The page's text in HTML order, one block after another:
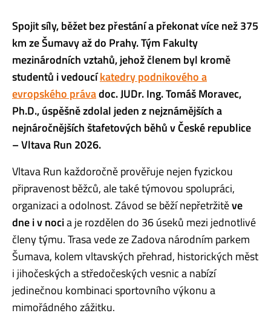
Spojit síly, běžet bez přestání a překonat více než 375
km ze Šumavy až do Prahy. Tým Fakulty
mezinárodních vztahů, jehož členem byl kromě
studentů i vedoucíkatedry podnikového a
evropského právadoc. JUDr. Ing. Tomáš Moravec,
Ph.D., úspěšně zdolal jeden z nejznámějších a
nejnáročnějších štafetových běhů v České republice
– Vltava Run 2026.
Vltava Run každoročně prověřuje nejen fyzickou
připravenost běžců, ale také týmovou spolupráci,
organizaci a odolnost. Závod se běží nepřetržitěve
dne i v nocia je rozdělen do 36 úseků mezi jednotlivé
členy týmu. Trasa vede ze Zadova národním parkem
Šumava, kolem vltavských přehrad, historických měst
i jihočeských a středočeských vesnic a nabízí
jedinečnou kombinaci sportovního výkonu a
mimořádného zážitku.